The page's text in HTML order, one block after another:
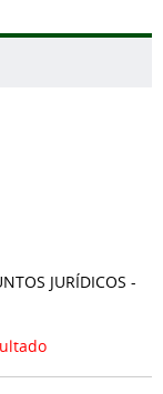
JURÍDICOS -